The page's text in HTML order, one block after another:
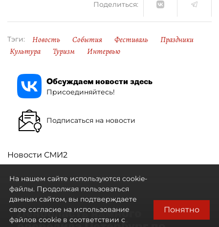
Поделиться:
Тэги: Новость События Фестиваль
Праздники
Культура
Туризм Интервью
Обсуждаем новости здесь
Присоединяйтесь!
Подписаться на новости
Новости СМИ2
Ленобласть намного
На нашем сайте используются cookie-
файлы. Продолжая пользоваться
данным сайтом, вы подтверждаете
свое согласие на использование
файлов cookie в соответствии с
Понятно